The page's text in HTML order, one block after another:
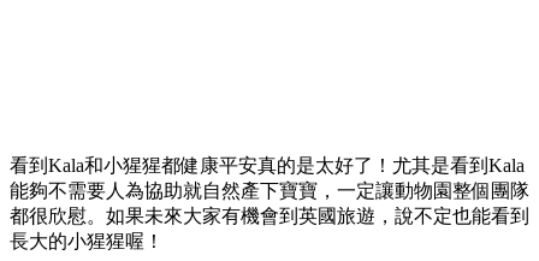
看到Kala和小猩猩都健康平安真的是太好了！尤其是看到Kala
能夠不需要人為協助就自然產下寶寶，一定讓動物園整個團隊
都很欣慰。如果未來大家有機會到英國旅遊，說不定也能看到
長大的小猩猩喔！